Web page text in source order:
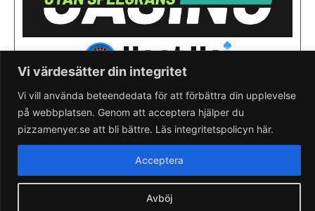
Vi värdesätter din integritet
Vi vill använda beteendedata för att förbättra din upplevelse
på webbplatsen. Genom att acceptera hjälper du
pizzamenyer.se att bli bättre. Läs integritetspolicyn här.
Avböj
Acceptera
Saknar du din pizzeria?Lägg till pizzeria.
Skapa gratis pizzeria-hemsida
Läs om pizzamenyer.se
Artiklar & nyheter
Rensa cookieval